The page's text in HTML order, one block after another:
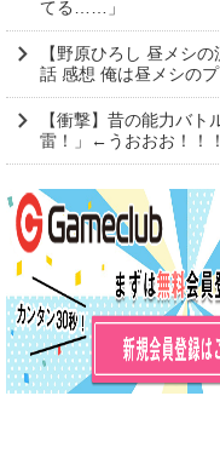
てる……」
【野原ひろし 昼メシ
話 感想 俺は昼メシのプ
【衝撃】昔の能力バト
雷！」←うおおお！！！